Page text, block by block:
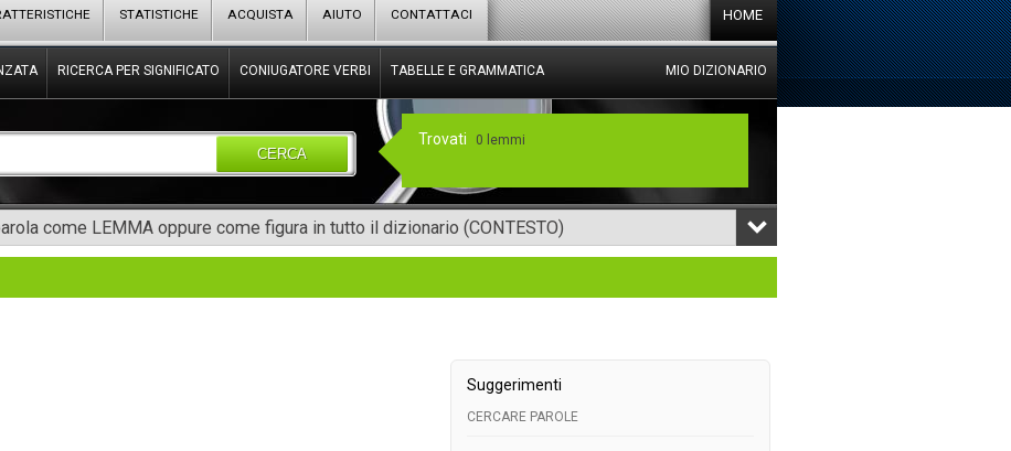
HOME
STATISTICHE ACQUISTA AIUTO CONTATTACI
RICERCA PER SIGNIFICATO CONIUGATORE VERBI TABELLE E GRAMMATICA MIO DIZIONARIO
CERCA
come LEMMA oppure come figura in tutto il dizionario (CONTESTO)
Trovati 0 lemmi
Suggerimenti
CERCARE PAROLE